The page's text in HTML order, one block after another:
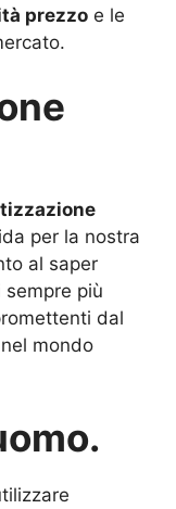
prezzo e le
per la nostra
al saper
più
dal
mondo